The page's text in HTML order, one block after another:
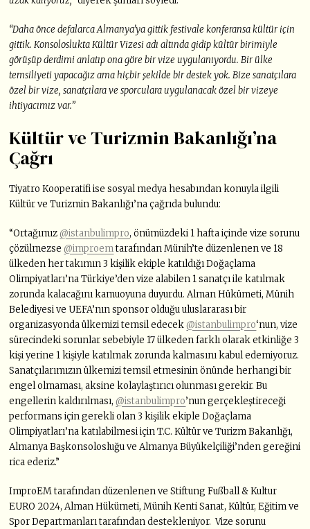
“Daha önce defalarca Almanya’ya gittik festivale konferansa kültür için
gittik. Konsoloslukta Kültür Vizesi adı altında gidip kültür birimiyle
görüşüp derdimi anlatıp ona göre bir vize uygulanıyordu. Bir ülke
temsiliyeti yapacağız ama hiçbir şekilde bir destek yok. Bize sanatçılara
özel bir vize, sanatçılara ve sporculara uygulanacak özel bir vizeye
ihtiyacımız var.”
Kültür ve Turizmin Bakanlığı’na
Çağrı
Tiyatro Kooperatifi ise sosyal medya hesabından konuyla ilgili
Kültür ve Turizmin Bakanlığı’na çağrıda bulundu:
“Ortağımız @istanbulimpro, önümüzdeki 1 hafta içinde vize sorunu
çözülmezse @improemtarafından Münih’te düzenlenen ve 18
ülkeden her takımın 3 kişilik ekiple katıldığı Doğaçlama
Olimpiyatları’na Türkiye’den vize alabilen 1 sanatçı ile katılmak
zorunda kalacağını kamuoyuna duyurdu. Alman Hükümeti, Münih
Belediyesi ve UEFA’nın sponsor olduğu uluslararası bir
organizasyonda ülkemizi temsil edecek @istanbulimpro‘nun, vize
sürecindeki sorunlar sebebiyle 17 ülkeden farklı olarak etkinliğe 3
kişi yerine 1 kişiyle katılmak zorunda kalmasını kabul edemiyoruz.
Sanatçılarımızın ülkemizi temsil etmesinin önünde herhangi bir
engel olmaması, aksine kolaylaştırıcı olunması gerekir. Bu
engellerin kaldırılması, @istanbulimpro’nun gerçekleştireceği
performans için gerekli olan 3 kişilik ekiple Doğaçlama
Olimpiyatları’na katılabilmesi için T.C. Kültür ve Turizm Bakanlığı,
Almanya Başkonsolosluğu ve Almanya Büyükelçiliği’nden gereğini
rica ederiz.”
ImproEM tarafından düzenlenen ve Stiftung Fußball & Kultur
EURO 2024, Alman Hükümeti, Münih Kenti Sanat, Kültür, Eğitim ve
Spor Departmanları tarafından destekleniyor. Vize sorunu